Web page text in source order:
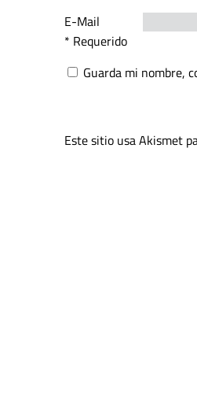
E-Mail
* Requerido
Guarda mi nombre,
Este sitio usa Akismet